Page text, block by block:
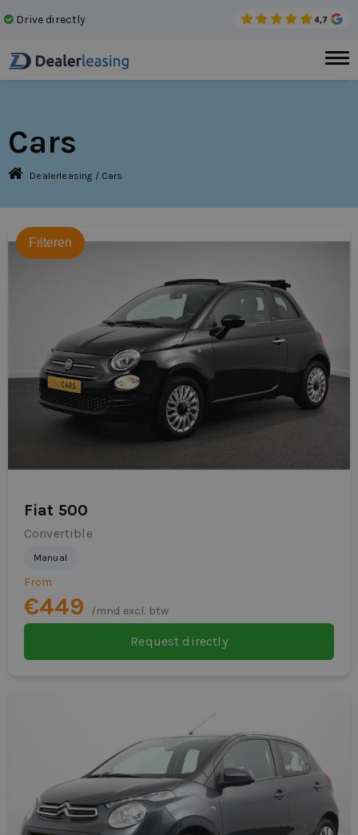
Drive directly No
Cars
Dealerleasing / Cars
Filteren
Fiat 500
Convertible
Manual
From
€449 /mnd excl. btw
Request directly